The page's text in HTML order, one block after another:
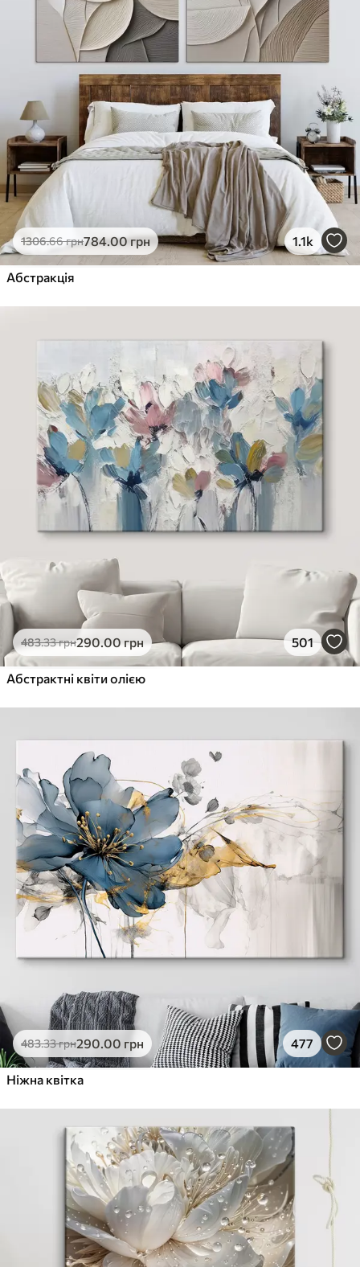
1306.66грн784.00грн 1.1k
Абстракція
483.33грн290.00грн 501
Абстрактні квіти олією
483.33грн290.00 грн 477
Ніжна квітка